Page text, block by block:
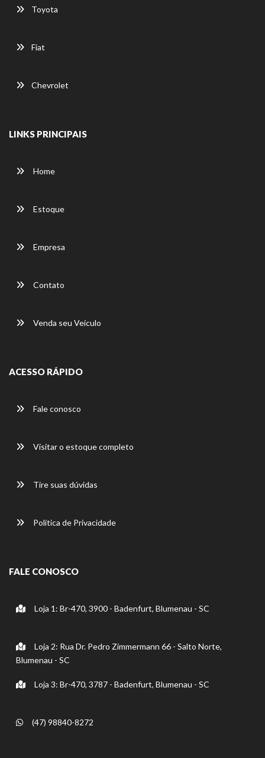
Toyota
Fiat
Chevrolet
LINKS PRINCIPAIS
Home
Estoque
Empresa
Contato
Venda seu Veículo
ACESSO RÁPIDO
Fale conosco
Visitar o estoque completo
Tire suas dúvidas
Política de Privacidade
FALE CONOSCO
Loja 1: Br-470, 3900 - Badenfurt, Blumenau - SC
Loja 2: Rua Dr. Pedro Zimmermann 66 - Salto Norte,
Blumenau - SC
Loja 3: Br-470, 3787 - Badenfurt, Blumenau - SC
(47) 98840-8272